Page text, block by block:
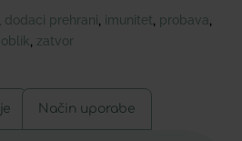
dodaci prehrani imunitet probava
zatvor
Način uporabe